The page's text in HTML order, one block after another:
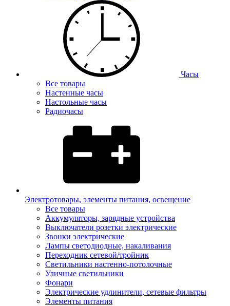
Часы
Все товары
Настенные часы
Настольные часы
Радиочасы
Электротовары, элементы питания, освещение
Все товары
Аккумуляторы, зарядные устройства
Выключатели розетки электрические
Звонки электрические
Лампы светодиодные, накаливания
Переходник сетевой/тройник
Светильники настенно-потолочные
Уличные светильники
Фонари
Электрические удлинители, сетевые фильтры
Элементы питания